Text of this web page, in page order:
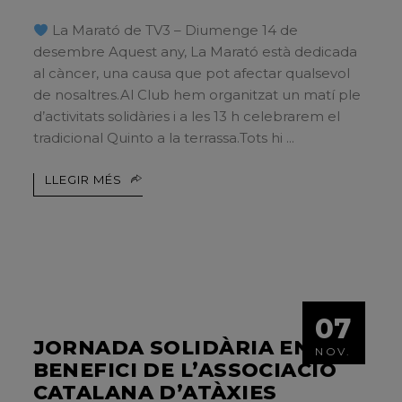
La Marató de TV3 – Diumenge 14 de
desembre Aquest any, La Marató està dedicada
al càncer, una causa que pot afectar qualsevol
de nosaltres.Al Club hem organitzat un matí ple
d’activitats solidàries i a les 13 h celebrarem el
tradicional Quinto a la terrassa.Tots hi
LLEGIR MÉS
07
NOV.
JORNADA SOLIDÀRIA EN
BENEFICI DE L’ASSOCIACIÓ
CATALANA D’ATÀXIES